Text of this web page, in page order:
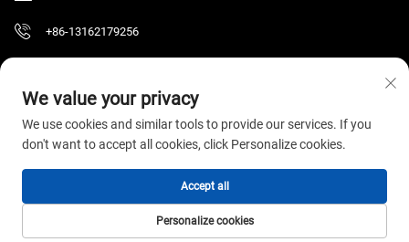
+86-13162179256
We value your privacy
We use cookies and similar tools to provide our services. If you
don't want to accept all cookies, click Personalize cookies.
Personalize cookies
Accept all